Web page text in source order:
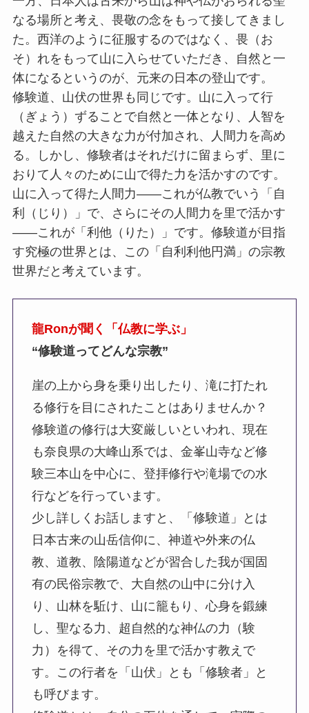
なる場所と考え、畏敬の念をもって接してきまし
た。西洋のように征服するのではなく、畏（お
そ）れをもって山に入らせていただき、自然と一
体になるというのが、元来の日本の登山です。
修験道、山伏の世界も同じです。山に入って行
（ぎょう）ずることで自然と一体となり、人智を
越えた自然の大きな力が付加され、人間力を高め
る。しかし、修験者はそれだけに留まらず、里に
おりて人々のために山で得た力を活かすのです。
山に入って得た人間力――これが仏教でいう「自
利（じり）」で、さらにその人間力を里で活かす
――これが「利他（りた）」です。修験道が目指
す究極の世界とは、この「自利利他円満」の宗教
世界だと考えています。
龍Ronが聞く「仏教に学ぶ」
“修験道ってどんな宗教”
崖の上から身を乗り出したり、滝に打たれ
る修行を目にされたことはありませんか？
修験道の修行は大変厳しいといわれ、現在
も奈良県の大峰山系では、金峯山寺など修
験三本山を中心に、登拝修行や滝場での水
行などを行っています。
少し詳しくお話しますと、「修験道」とは
日本古来の山岳信仰に、神道や外来の仏
教、道教、陰陽道などが習合した我が国固
有の民俗宗教で、大自然の山中に分け入
り、山林を駈け、山に籠もり、心身を鍛練
し、聖なる力、超自然的な神仏の力（験
力）を得て、その力を里で活かす教えで
す。この行者を「山伏」とも「修験者」と
も呼びます。